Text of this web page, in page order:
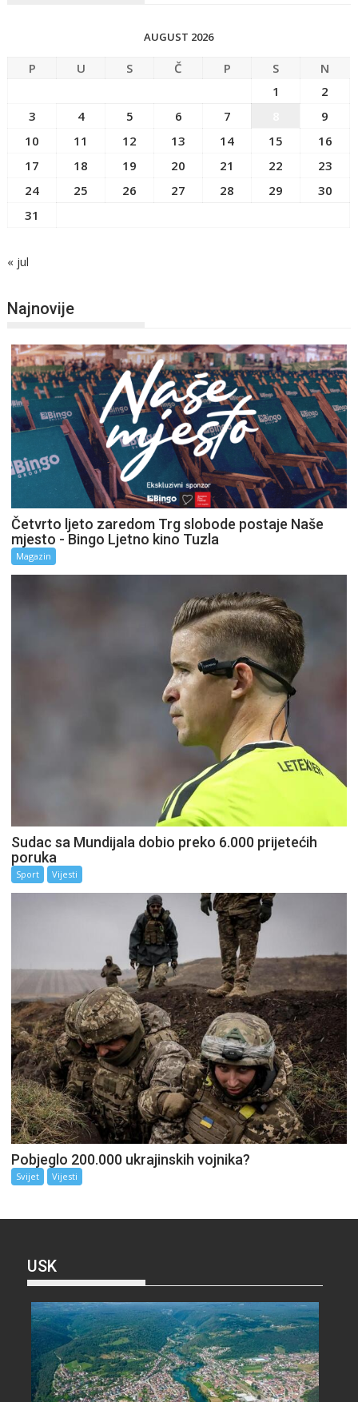
AUGUST 2026
P U S Č P S
N
1
2
3
4 5 6 7
9
10
11 12 13 14 15
16
17
18 19 20 21 22
23
24
25 26 27 28 29
30
31
« jul
Najnovije
Četvrto ljeto zaredom Trg slobode postaje Naše
mjesto - Bingo Ljetno kino Tuzla
Magazin
Sudac sa Mundijala dobio preko 6.000 prijetećih
poruka
Sport Vijesti
Pobjeglo 200.000 ukrajinskih vojnika?
Svijet Vijesti
USK